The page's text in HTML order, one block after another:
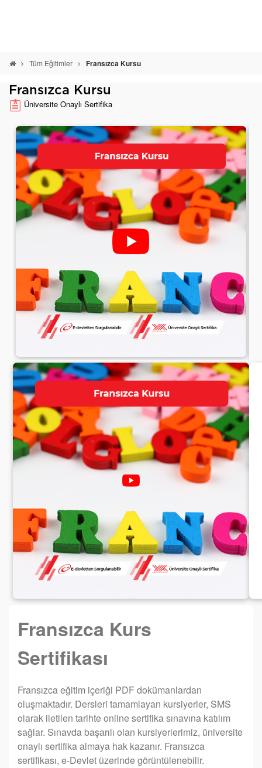
Tüm Eğitimler Fransızca Kursu
Fransızca Kursu
Üniversite Onaylı Sertifika
Fransızca Kurs
Sertifikası
Fransızca eğitim içeriği PDF dokümanlardan
oluşmaktadır. Dersleri tamamlayan kursiyerler, SMS
olarak iletilen tarihte online sertifika sınavına katılım
sağlar. Sınavda başarılı olan kursiyerlerimiz, üniversite
onaylı sertifika almaya hak kazanır. Fransızca
sertifikası, e-Devlet üzerinde görüntülenebilir.